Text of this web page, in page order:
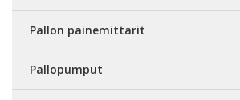
Pallon painemittarit
Pallopumput